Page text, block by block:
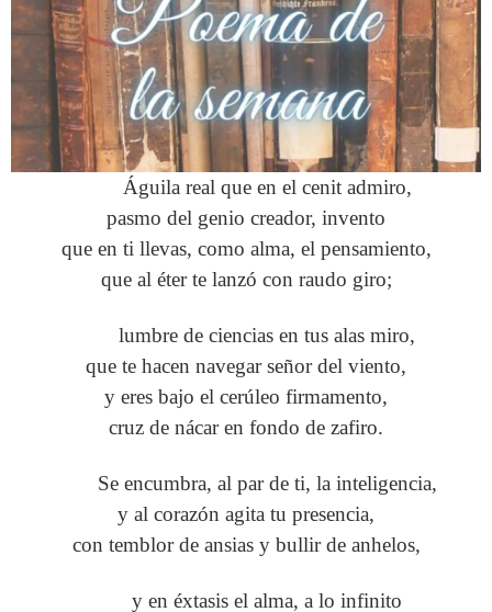
Águila real que en el cenit admiro,
pasmo del genio creador, invento
que en ti llevas, como alma, el pensamiento,
que al éter te lanzó con raudo giro;
lumbre de ciencias en tus alas miro,
que te hacen navegar señor del viento,
y eres bajo el cerúleo firmamento,
cruz de nácar en fondo de zafiro.
Se encumbra, al par de ti, la inteligencia,
y al corazón agita tu presencia,
con temblor de ansias y bullir de anhelos,
y en éxtasis el alma, a lo infinito